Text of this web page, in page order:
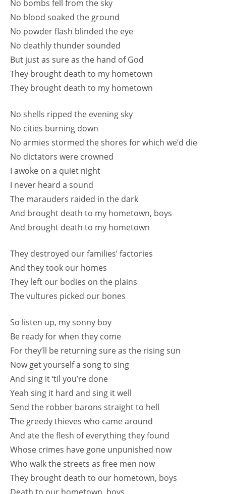
No bombs fell from the sky
No blood soaked the ground
No powder flash blinded the eye
No deathly thunder sounded
But just as sure as the hand of God
They brought death to my hometown
They brought death to my hometown
No shells ripped the evening sky
No cities burning down
No armies stormed the shores for which we’d die
No dictators were crowned
I awoke on a quiet night
I never heard a sound
The marauders raided in the dark
And brought death to my hometown, boys
And brought death to my hometown
They destroyed our families’ factories
And they took our homes
They left our bodies on the plains
The vultures picked our bones
So listen up, my sonny boy
Be ready for when they come
For they’ll be returning sure as the rising sun
Now get yourself a song to sing
And sing it ‘til you’re done
Yeah sing it hard and sing it well
Send the robber barons straight to hell
The greedy thieves who came around
And ate the flesh of everything they found
Whose crimes have gone unpunished now
Who walk the streets as free men now
They brought death to our hometown, boys